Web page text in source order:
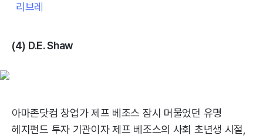
리브레
(4) D.E. Shaw
아마존닷컴 창업가 제프 베조스 잠시 머물었던 유명
헤지펀드 투자 기관이자 제프 베조스의 사회 초년생 시절,